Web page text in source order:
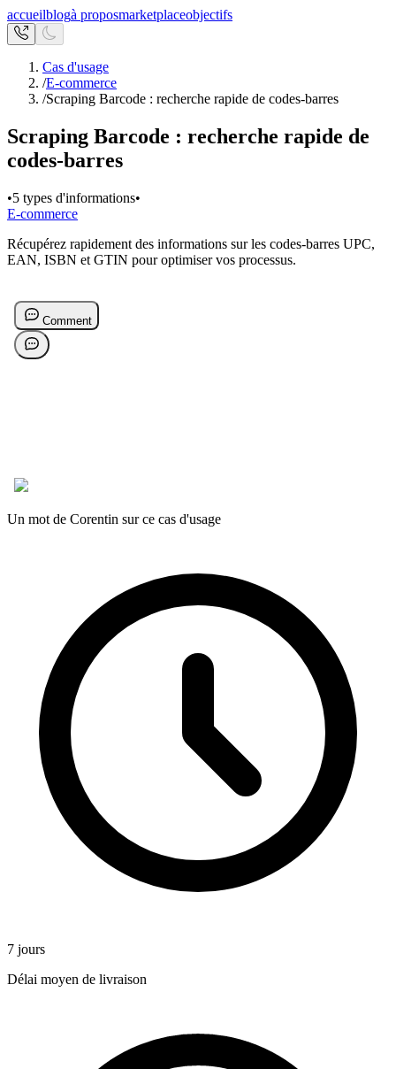
accueilblogà proposmarketplaceobjectifs
Cas d'usage
/E-commerce
/Scraping Barcode : recherche rapide de codes-barres
Scraping Barcode : recherche rapide de
codes-barres
•5 types d'informations•
E-commerce
Récupérez rapidement des informations sur les codes-barres UPC,
EAN, ISBN et GTIN pour optimiser vos processus.
Un mot de Corentin sur ce cas d'usage
7 jours
Délai moyen de livraison